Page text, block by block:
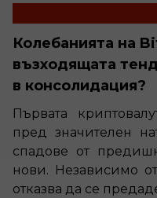
Колебанията на
възходящата
в консолидация?
Първата
пред значителен
спадове от
нови. Независимо
отказва да се